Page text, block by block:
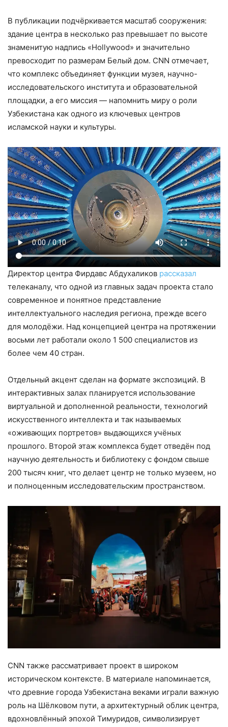
В публикации подчёркивается масштаб сооружения:
здание центра в несколько раз превышает по высоте
знаменитую надпись «Hollywood» и значительно
превосходит по размерам Белый дом. CNN отмечает,
что комплекс объединяет функции музея, научно-
исследовательского института и образовательной
площадки, а его миссия — напомнить миру о роли
Узбекистана как одного из ключевых центров
исламской науки и культуры.
Директор центра Фирдавс Абдухаликов рассказал
телеканалу, что одной из главных задач проекта стало
современное и понятное представление
интеллектуального наследия региона, прежде всего
для молодёжи. Над концепцией центра на протяжении
восьми лет работали около 1 500 специалистов из
более чем 40 стран.
Отдельный акцент сделан на формате экспозиций. В
интерактивных залах планируется использование
виртуальной и дополненной реальности, технологий
искусственного интеллекта и так называемых
«оживающих портретов» выдающихся учёных
прошлого. Второй этаж комплекса будет отведён под
научную деятельность и библиотеку с фондом свыше
200 тысяч книг, что делает центр не только музеем, но
и полноценным исследовательским пространством.
CNN также рассматривает проект в широком
историческом контексте. В материале напоминается,
что древние города Узбекистана веками играли важную
роль на Шёлковом пути, а архитектурный облик центра,
вдохновлённый эпохой Тимуридов, символизирует